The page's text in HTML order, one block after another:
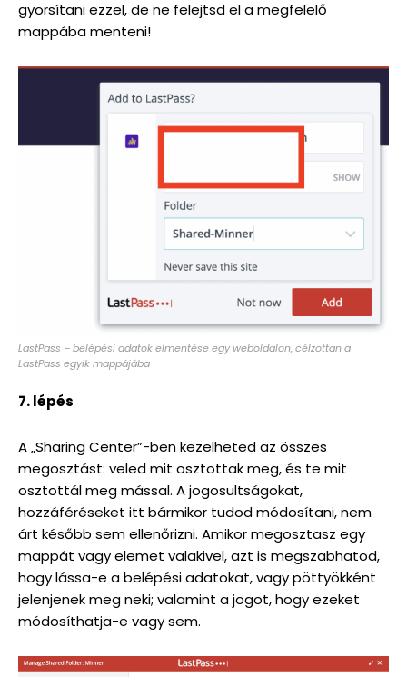
gyorsítani ezzel, de ne felejtsd el a megfelelő
mappába menteni!
LastPass – belépési adatok elmentése egy weboldalon, célzottan a
LastPass egyik mappájába
7. lépés
A „Sharing Center”-ben kezelheted az összes
megosztást: veled mit osztottak meg, és te mit
osztottál meg mással. A jogosultságokat,
hozzáféréseket itt bármikor tudod módosítani, nem
árt később sem ellenőrizni. Amikor megosztasz egy
mappát vagy elemet valakivel, azt is megszabhatod,
hogy lássa-e a belépési adatokat, vagy pöttyökként
jelenjenek meg neki; valamint a jogot, hogy ezeket
módosíthatja-e vagy sem.